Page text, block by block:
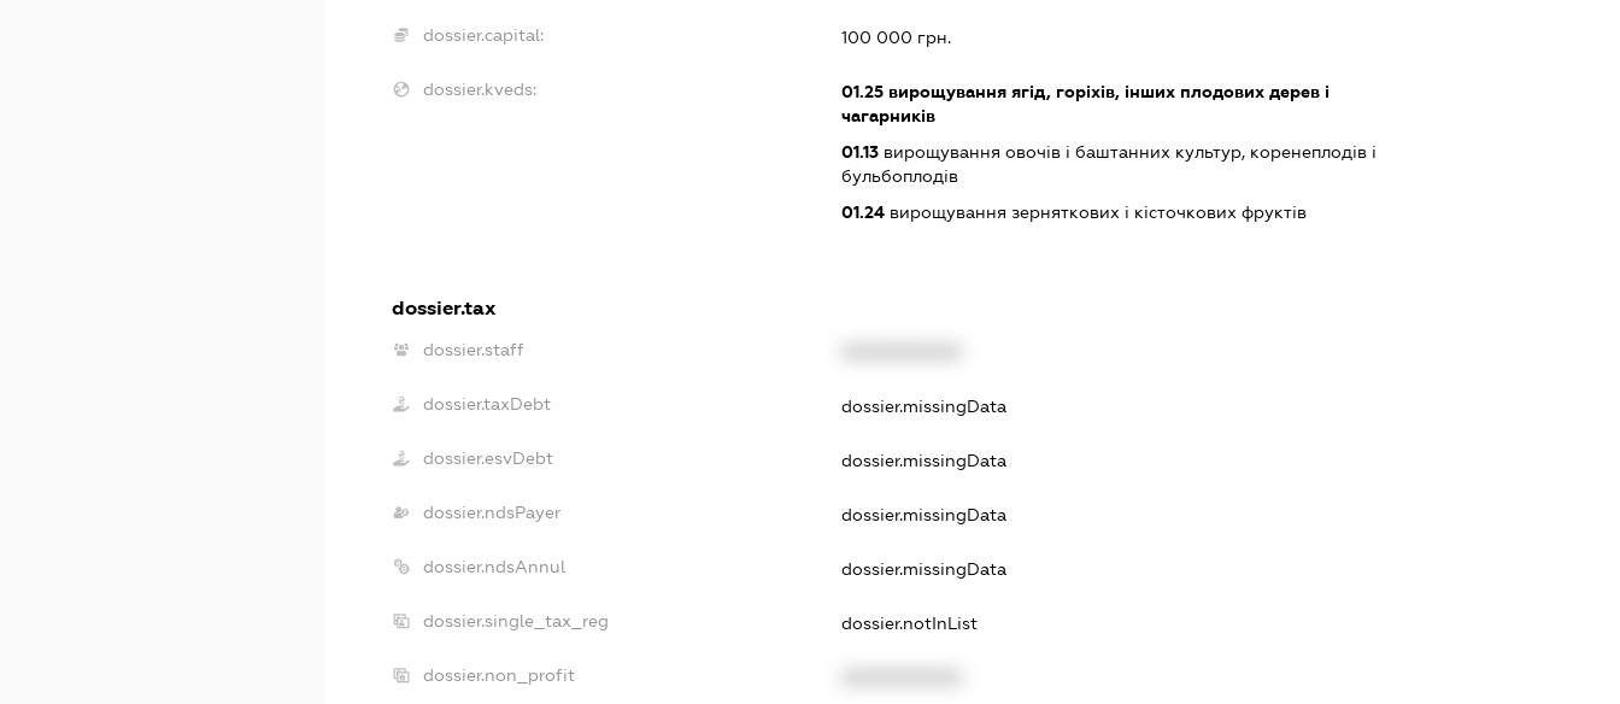
dossier.capital: 100 000 грн.
dossier.kveds: 01.25вирощування ягід, горіхів, інших плодових дерев і
чагарників
01.13вирощування овочів і баштанних культур, коренеплодів і
бульбоплодів
01.24вирощування зерняткових і кісточкових фруктів
dossier.tax
dossier.staff
dossier.taxDebt dossier.missingData
dossier.esvDebt dossier.missingData
dossier.ndsPayer dossier.missingData
dossier.ndsAnnul dossier.missingData
dossier.single_tax_reg dossier.notInList
dossier.non_profit